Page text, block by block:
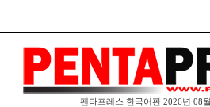
펜타프레스 한국어판 2026년